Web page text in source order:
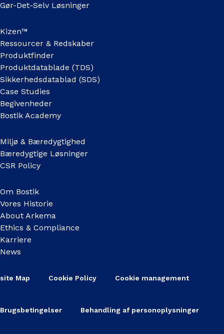
Gør-Det-Selv Løsninger
Kizen™
Ressourcer & Redskaber
Produktfinder
Produktdatablade (TDS)
Sikkerhedsdatablad (SDS)
Case Studies
Begivenheder
Bostik Academy
Miljø & Bæredygtighed
Bæredygtige Løsninger
CSR Policy
Om Bostik
Vores Historie
About Arkema
Ethics & Compliance
Karriere
News
site Map Cookie Policy Cookie management
Brugsbetingelser Behandling af personoplysninger